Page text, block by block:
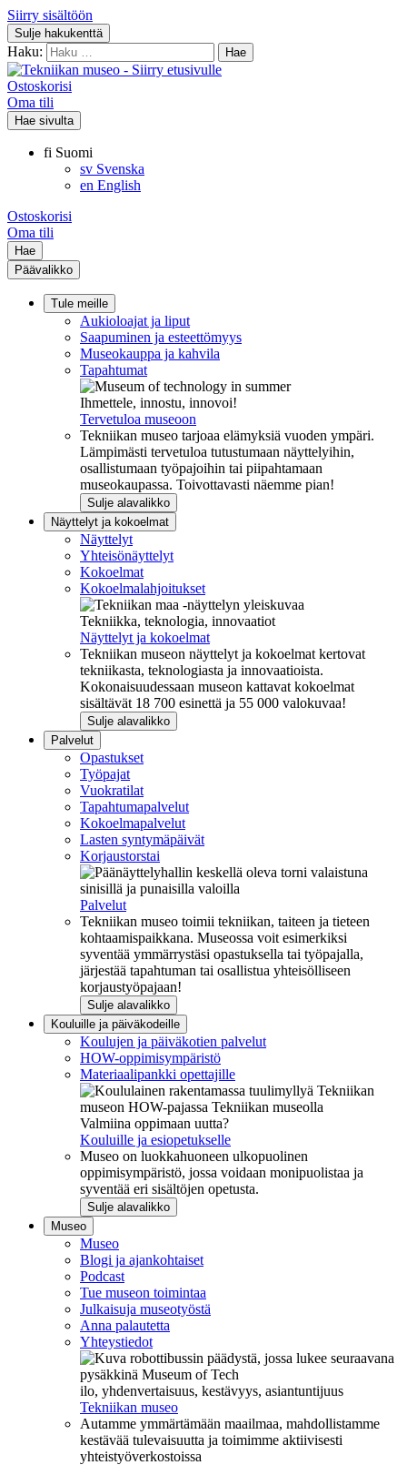
Siirry sisältöön
Sulje hakukenttä
Haku:
Ostoskorisi
Oma tili
Hae sivulta
fi Suomi
sv Svenska
en English
Ostoskorisi
Oma tili
Hae
Päävalikko
Tule meille
Aukioloajat ja liput
Saapuminen ja esteettömyys
Museokauppa ja kahvila
Tapahtumat
Ihmettele, innostu, innovoi!
Tervetuloa museoon
Tekniikan museo tarjoaa elämyksiä vuoden ympäri.
Lämpimästi tervetuloa tutustumaan näyttelyihin,
osallistumaan työpajoihin tai piipahtamaan
museokaupassa. Toivottavasti näemme pian!
Sulje alavalikko
Näyttelyt ja kokoelmat
Näyttelyt
Yhteisönäyttelyt
Kokoelmat
Kokoelmalahjoitukset
Tekniikka, teknologia, innovaatiot
Näyttelyt ja kokoelmat
Tekniikan museon näyttelyt ja kokoelmat kertovat
tekniikasta, teknologiasta ja innovaatioista.
Kokonaisuudessaan museon kattavat kokoelmat
sisältävät 18 700 esinettä ja 55 000 valokuvaa!
Sulje alavalikko
Palvelut
Opastukset
Työpajat
Vuokratilat
Tapahtumapalvelut
Kokoelmapalvelut
Lasten syntymäpäivät
Korjaustorstai
Palvelut
Tekniikan museo toimii tekniikan, taiteen ja tieteen
kohtaamispaikkana. Museossa voit esimerkiksi
syventää ymmärrystäsi opastuksella tai työpajalla,
järjestää tapahtuman tai osallistua yhteisölliseen
korjaustyöpajaan!
Sulje alavalikko
Kouluille ja päiväkodeille
Koulujen ja päiväkotien palvelut
HOW-oppimisympäristö
Materiaalipankki opettajille
Valmiina oppimaan uutta?
Kouluille ja esiopetukselle
Museo on luokkahuoneen ulkopuolinen
oppimisympäristö, jossa voidaan monipuolistaa ja
syventää eri sisältöjen opetusta.
Sulje alavalikko
Museo
Museo
Blogi ja ajankohtaiset
Podcast
Tue museon toimintaa
Julkaisuja museotyöstä
Anna palautetta
Yhteystiedot
ilo, yhdenvertaisuus, kestävyys, asiantuntijuus
Tekniikan museo
Autamme ymmärtämään maailmaa, mahdollistamme
kestävää tulevaisuutta ja toimimme aktiivisesti
yhteistyöverkostoissa